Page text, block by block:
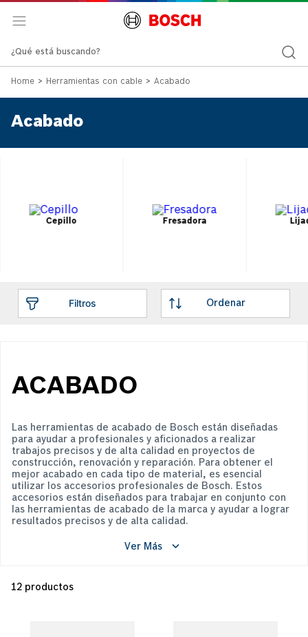
Herramientas con cable Acabado
Acabado
ACABADO
Las herramientas de acabado de Bosch están diseñadas
para ayudar a profesionales y aficionados a realizar
trabajos precisos y de alta calidad en proyectos de
construcción, renovación y reparación. Para obtener el
mejor acabado en cada tipo de material, es esencial
utilizar los accesorios profesionales de Bosch. Estos
accesorios están diseñados para trabajar en conjunto con
las herramientas de acabado de la marca y ayudar a lograr
resultados precisos y de alta calidad.
Ver Más
12 productos